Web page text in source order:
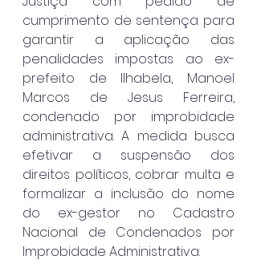
cumprimento de sentença para
garantir a aplicação das
penalidades impostas ao ex-
prefeito de Ilhabela, Manoel
Marcos de Jesus Ferreira,
condenado por improbidade
administrativa. A medida busca
efetivar a suspensão dos
direitos políticos, cobrar multa e
formalizar a inclusão do nome
do ex-gestor no Cadastro
Nacional de Condenados por
Improbidade Administrativa.